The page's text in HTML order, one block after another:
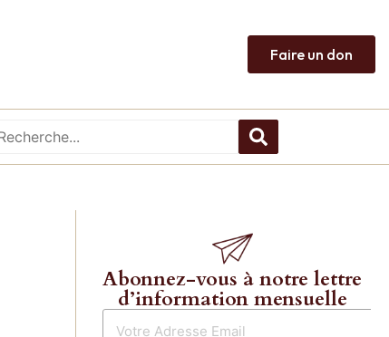
Faire un don
Abonnez-vous à notre lettre
d’information mensuelle